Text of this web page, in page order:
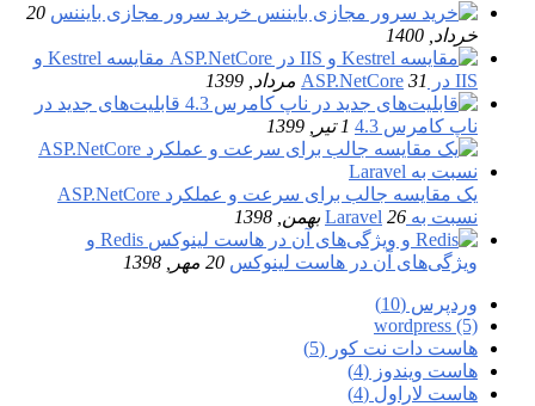
خرید سرور مجازی بایننس 20
خرداد, 1400
مقایسه Kestrel و
IIS در ASP.NetCore
31 مرداد, 1399
قابلیت‌های جدید در
ناپ کامرس 4.3
1 تیر, 1399
یک مقایسه جالب برای سرعت و عملکرد ASP.NetCore
نسبت به Laravel 26 بهمن, 1398
Redis و
ویژگی‌های آن در هاست لینوکس 20 مهر, 1398
وردپرس (10)
wordpress (5)
هاست دات نت کور (5)
هاست ویندوز (4)
هاست لاراول (4)